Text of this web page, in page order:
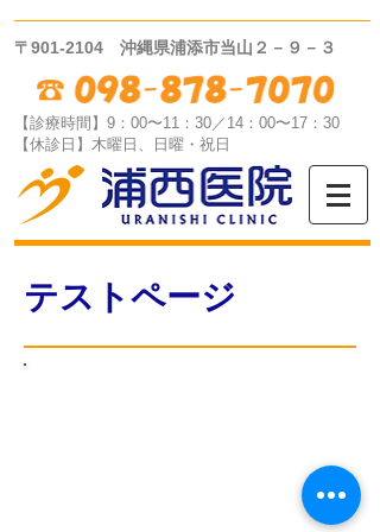
〒901-2104 沖縄県浦添市当山２－９－３
【診療時間】9：00〜11：30／14：00〜17：30
【休診日】木曜日、日曜・祝日
テストページ